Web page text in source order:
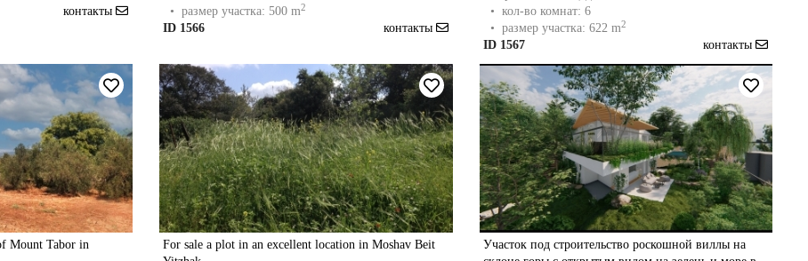
контакты
• размер участка: 500 m2
ID 1566 контакты
• кол-во комнат: 6
• размер участка: 622 m2
ID 1567 контакты
Mount Tabor in
For sale a plot in an excellent location in Moshav Beit
Участок под строительство роскошной виллы на